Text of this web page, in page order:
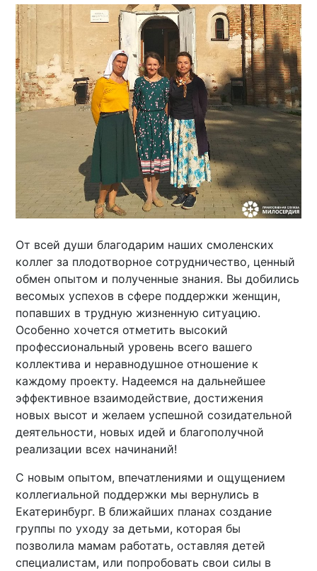
От всей души благодарим наших смоленских
коллег за плодотворное сотрудничество, ценный
обмен опытом и полученные знания. Вы добились
весомых успехов в сфере поддержки женщин,
попавших в трудную жизненную ситуацию.
Особенно хочется отметить высокий
профессиональный уровень всего вашего
коллектива и неравнодушное отношение к
каждому проекту. Надеемся на дальнейшее
эффективное взаимодействие, достижения
новых высот и желаем успешной созидательной
деятельности, новых идей и благополучной
реализации всех начинаний!
С новым опытом, впечатлениями и ощущением
коллегиальной поддержки мы вернулись в
Екатеринбург. В ближайших планах создание
группы по уходу за детьми, которая бы
позволила мамам работать, оставляя детей
специалистам, или попробовать свои силы в